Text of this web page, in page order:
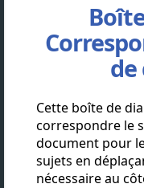
Cette boîte de
correspondre le
document pour
sujets en
nécessaire au